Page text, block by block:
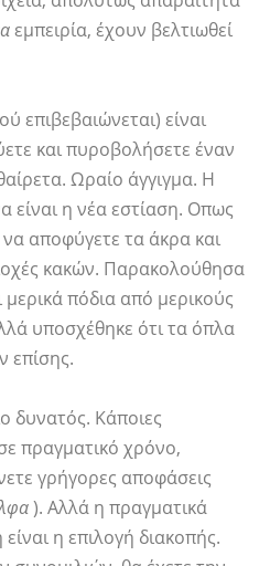
εμπειρία, έχουν βελτιωθεί
επιβεβαιώνεται) είναι
και πυροβολήσετε έναν
Ωραίο άγγιγμα. Η
είναι η νέα εστίαση. Οπως
αποφύγετε τα άκρα και
κακών. Παρακολούθησα
πόδια από μερικούς
υποσχέθηκε ότι τα όπλα
επίσης.
δυνατός. Κάποιες
πραγματικό χρόνο,
γρήγορες αποφάσεις
). Αλλά η πραγματικά
η επιλογή διακοπής.